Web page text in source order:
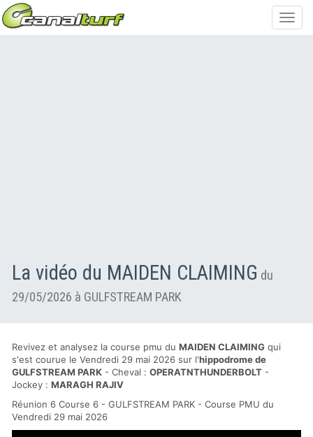
La vidéo du MAIDEN CLAIMING du
29/05/2026 à GULFSTREAM PARK
Revivez et analysez la course pmu du MAIDEN CLAIMING qui
s'est courue le Vendredi 29 mai 2026 sur l'hippodrome de
GULFSTREAM PARK - Cheval : OPERATNTHUNDERBOLT -
Jockey : MARAGH RAJIV
Réunion 6 Course 6 - GULFSTREAM PARK - Course PMU du
Vendredi 29 mai 2026